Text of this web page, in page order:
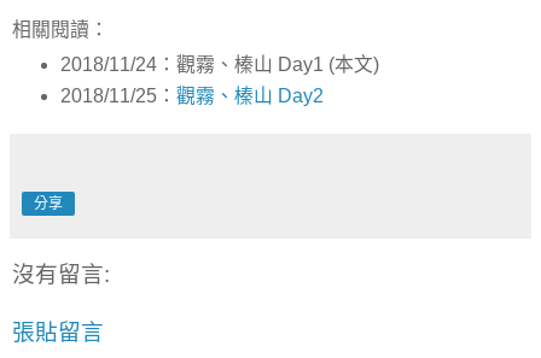
相關閱讀：
2018/11/24：觀霧、榛山 Day1 (本文)
2018/11/25： 觀霧、榛山 Day2
分享
沒有留言:
張貼留言